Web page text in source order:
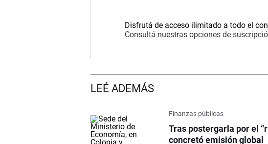
Disfrutá de acceso ilimitado a todo el
Consultá nuestras opciones de
LEÉ ADEMÁS
Finanzas públicas
Tras postergarla por el
concretó emisión global